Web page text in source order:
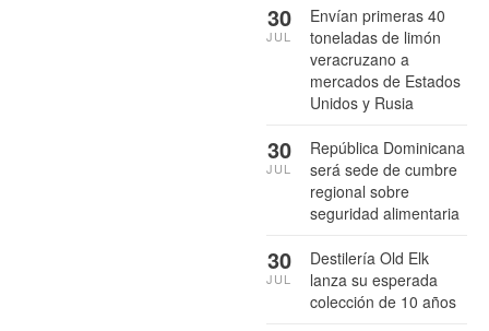
Envían primeras 40
toneladas de limón
veracruzano a
mercados de Estados
Unidos y Rusia
30
JUL
República Dominicana
será sede de cumbre
regional sobre
seguridad alimentaria
30
JUL
Destilería Old Elk
lanza su esperada
colección de 10 años
30
JUL